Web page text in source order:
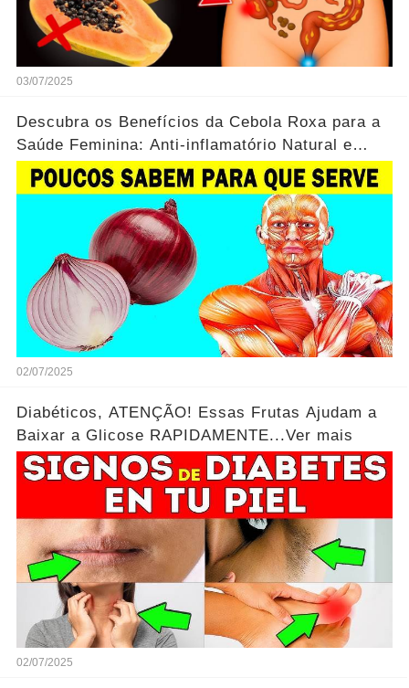
03/07/2025
Descubra os Benefícios da Cebola Roxa para a
Saúde Feminina: Anti-inflamatório Natural e
Aliada na Imunidade...Ver mais
02/07/2025
Diabéticos, ATENÇÃO! Essas Frutas Ajudam a
Baixar a Glicose RAPIDAMENTE...Ver mais
02/07/2025